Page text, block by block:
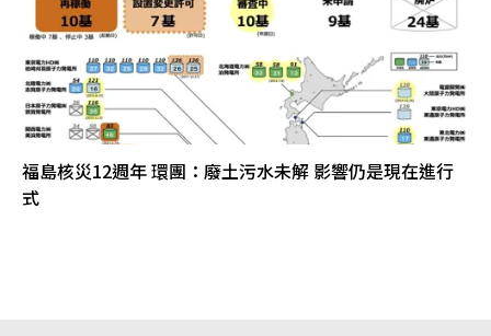
福島核災12週年 環團：廢土污水未解 影響仍是現在進行
式